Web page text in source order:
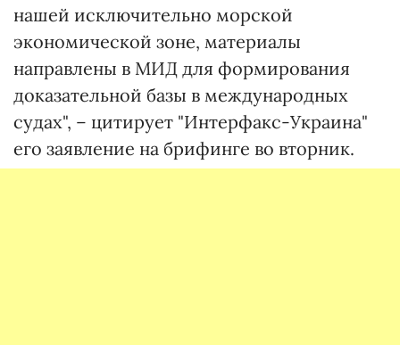
нашей исключительно морской
экономической зоне, материалы
направлены в МИД для формирования
доказательной базы в международных
судах", – цитирует "Интерфакс-Украина"
его заявление на брифинге во вторник.